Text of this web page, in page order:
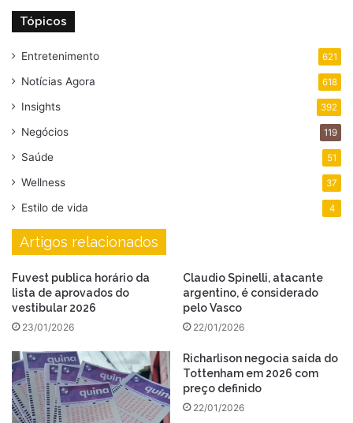
Tópicos
Entretenimento 621
Notícias Agora 618
Insights 392
Negócios 119
Saúde 51
Wellness 37
Estilo de vida 4
Artigos relacionados
Fuvest publica horário da
lista de aprovados do
vestibular 2026
23/01/2026
Claudio Spinelli, atacante
argentino, é considerado
pelo Vasco
22/01/2026
Richarlison negocia saída do
Tottenham em 2026 com
preço definido
22/01/2026